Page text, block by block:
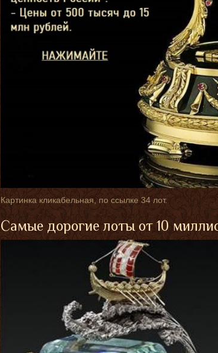
Картинка кликабельная, по ссылке 34 лот.
Самые дорогие лоты от 10